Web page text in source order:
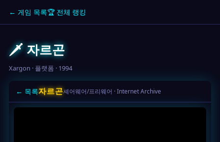
← 게임 목록🏆 전체 랭킹
🗡️ 자르곤
Xargon · 플랫폼 · 1994